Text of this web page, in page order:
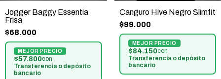
Jogger Baggy Essentia
Frisa
$68.000
$57.800con
Transferencia o depósito
bancario
Canguro Hive Negro Slimfit
$99.000
$84.150con
Transferencia o depósito
bancario